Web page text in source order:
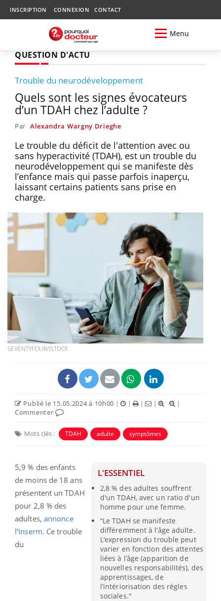
INSCRIPTION CONNEXION CONTACT
Menu
QUESTION D'ACTU
Trouble du neurodéveloppement
Quels sont les signes évocateurs
d’un TDAH chez l’adulte ?
Par Alexandra Wargny Drieghe
Le trouble du déficit de l'attention avec ou
sans hyperactivité (TDAH), est un trouble du
neurodéveloppement qui se manifeste dès
l’enfance mais qui passe parfois inaperçu,
laissant certains patients sans prise en
charge.
SEVENTYFOUR/ISTOCK
Publié le 15.05.2024 à 10h00 | | | |
|
Commenter
Mots clés : TDAH adulte symptômes
L'ESSENTIEL
2,8 % des adultes souffrent
d'un TDAH, avec un ratio d'un
homme pour une femme.
“Le TDAH se manifeste
différemment à l’âge adulte.
L‘expression du trouble peut
varier en fonction des attentes
liées à l’âge (apparition de
nouvelles responsabilités), des
apprentissages, de
l’intériorisation des règles
sociales."
5,9 % des enfants
de moins de 18 ans
présentent un TDAH
pour 2,8 % des
adultes, annonce
l’Inserm. Ce trouble
du